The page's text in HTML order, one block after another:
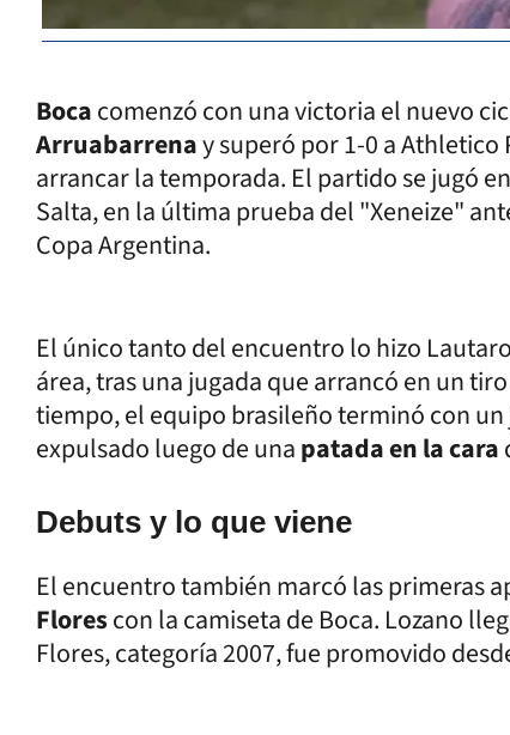
Bocacomenzó con una victoria el nuevo
Arruabarrenay superó por 1-0 a Athletico
arrancar la temporada. El partido se jugó
Salta, en la última prueba del "Xeneize"
Copa Argentina.
El único tanto del encuentro lo hizo
área, tras una jugada que arrancó en un
tiempo, el equipo brasileño terminó con
expulsado luego de unapatada en la cara
Debuts y lo que viene
El encuentro también marcó las primeras
Florescon la camiseta de Boca. Lozano
Flores, categoría 2007, fue promovido